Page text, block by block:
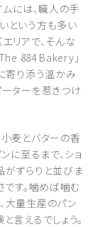
ムには、職人の手
という方も多い
リアで、そんな
884 Bakery」
寄り添う温かみ
ターを惹きつけ
麦とバターの香
に至るまで、ショ
がずらりと並びま
です。噛めば噛む
大量生産のパン
言えるでしょう。